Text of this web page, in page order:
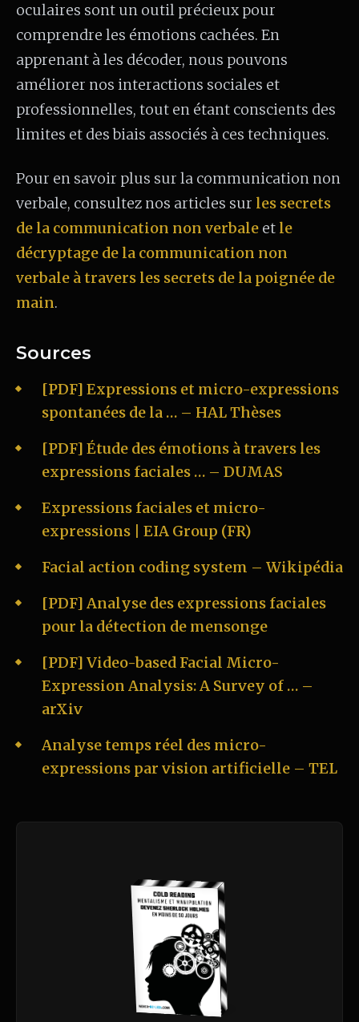
oculaires sont un outil précieux pour
comprendre les émotions cachées. En
apprenant à les décoder, nous pouvons
améliorer nos interactions sociales et
professionnelles, tout en étant conscients des
limites et des biais associés à ces techniques.
Pour en savoir plus sur la communication non
verbale, consultez nos articles sur les secrets
de la communication non verbale et le
décryptage de la communication non
verbale à travers les secrets de la poignée de
main.
Sources
[PDF] Expressions et micro-expressions
spontanées de la … – HAL Thèses
[PDF] Étude des émotions à travers les
expressions faciales … – DUMAS
Expressions faciales et micro-
expressions | EIA Group (FR)
Facial action coding system – Wikipédia
[PDF] Analyse des expressions faciales
pour la détection de mensonge
[PDF] Video-based Facial Micro-
Expression Analysis: A Survey of … –
arXiv
Analyse temps réel des micro-
expressions par vision artificielle – TEL